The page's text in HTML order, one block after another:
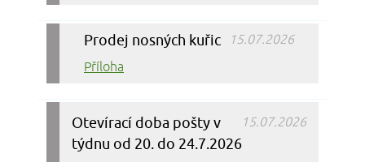
15.07.2026
Prodej nosných kuřic
Příloha
15.07.2026
Otevírací doba pošty v
týdnu od 20. do 24.7.2026